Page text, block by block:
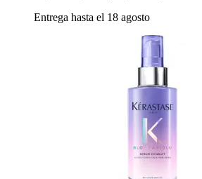
Entrega hasta el 18 agosto